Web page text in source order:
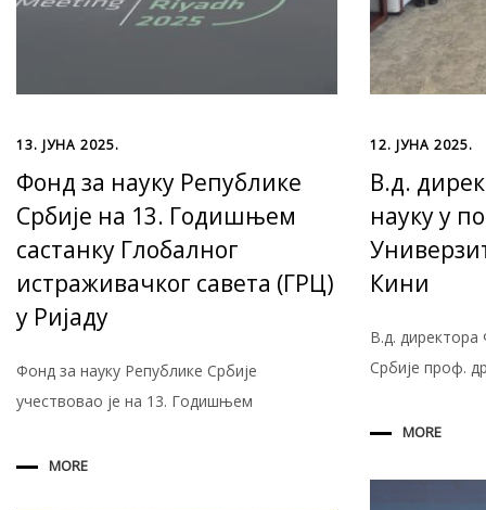
13. ЈУНА 2025.
Фонд за науку Републике
Србије на 13. Годишњем
састанку Глобалног
истраживачког савета (ГРЦ)
у Ријаду
Фонд за науку Републике Србије
учествовао је на 13. Годишњем
MORE
12. ЈУНА 2025.
В.д.
науку у
Кини
В.д. директора
Србије проф.
MORE